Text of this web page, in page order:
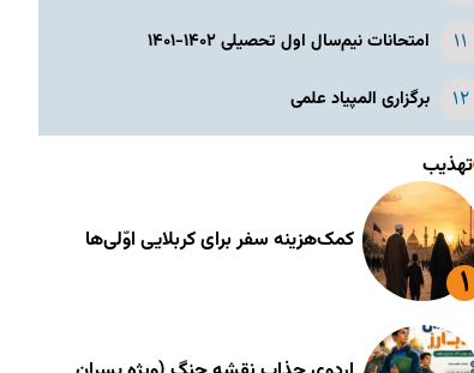
امتحانات نیم‌سال اول تحصیلی ۱۴۰۲-۱۴۰۱
برگزاری المپیاد علمی
تهذیب
کمک‌هزینه سفر برای کربلایی اوّلی‌ها